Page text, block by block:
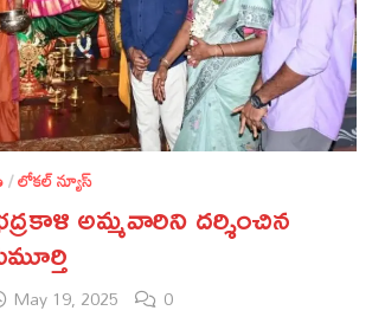
/లోకల్ న్యూస్
అమ్మవారిని దర్శించిన
May 19, 2025 0